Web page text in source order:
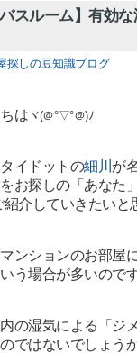
バスルーム】有効
探しの豆知識ブログ
は ヾ(＠°▽°＠)ﾉ
イドットの細川 が
お探しの「あなた
介していきたいと
ンションのお部屋
う場合が多いので
の湿気による「ジ
ではないでしょう